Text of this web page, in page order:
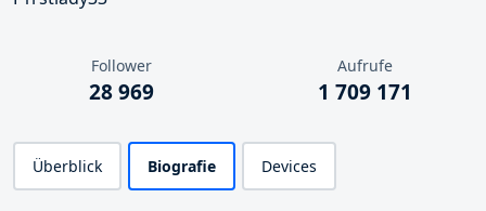
Follower
28 969
Aufrufe
1 709 171
Überblick Biografie Devices